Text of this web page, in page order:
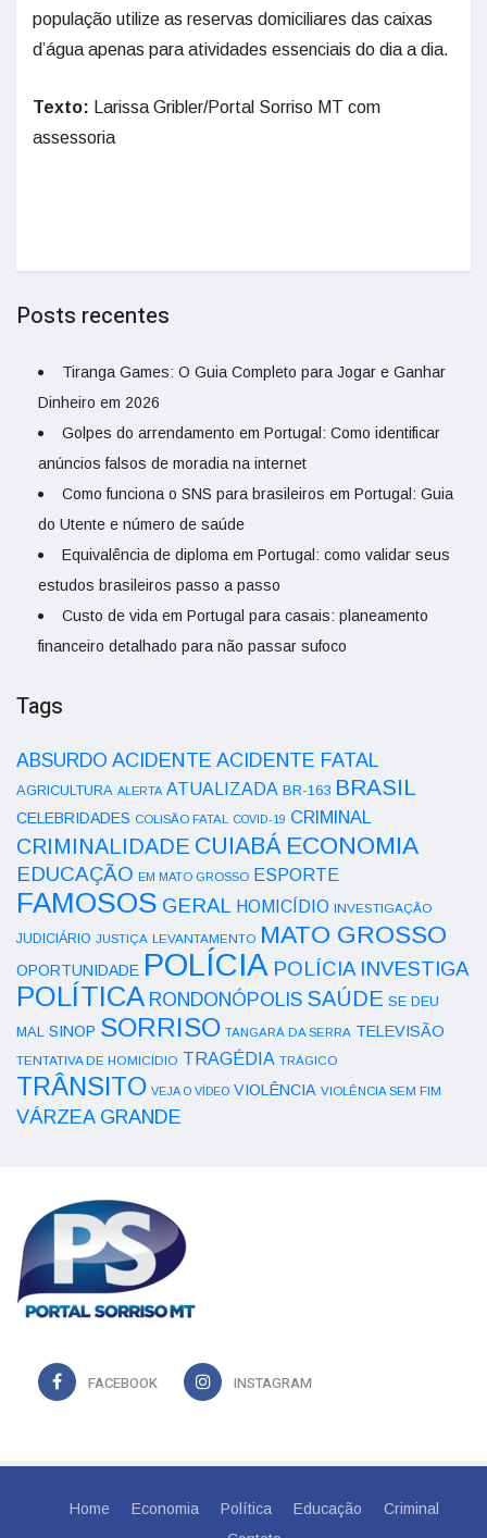
população utilize as reservas domiciliares das caixas
d’água apenas para atividades essenciais do dia a dia.
Texto: Larissa Gribler/Portal Sorriso MT com
assessoria
Posts recentes
Tiranga Games: O Guia Completo para Jogar e Ganhar
Dinheiro em 2026
Golpes do arrendamento em Portugal: Como identificar
anúncios falsos de moradia na internet
Como funciona o SNS para brasileiros em Portugal: Guia
do Utente e número de saúde
Equivalência de diploma em Portugal: como validar seus
estudos brasileiros passo a passo
Custo de vida em Portugal para casais: planeamento
financeiro detalhado para não passar sufoco
Tags
ABSURDO ACIDENTE ACIDENTE FATAL
AGRICULTURA ALERTA ATUALIZADA BR-163 BRASIL
CELEBRIDADES COLISÃO FATAL COVID-19 CRIMINAL
CRIMINALIDADE CUIABÁ ECONOMIA
EDUCAÇÃO EM MATO GROSSO ESPORTE
FAMOSOS GERAL HOMICÍDIO INVESTIGAÇÃO
JUDICIÁRIO JUSTIÇA LEVANTAMENTO MATO GROSSO
OPORTUNIDADE POLÍCIA POLÍCIA INVESTIGA
POLÍTICA RONDONÓPOLIS SAÚDE SE DEU
MAL SINOP SORRISO TANGARÁ DA SERRA TELEVISÃO
TENTATIVA DE HOMICÍDIO TRAGÉDIA TRÁGICO
TRÂNSITO VEJA O VÍDEO VIOLÊNCIA VIOLÊNCIA SEM FIM
VÁRZEA GRANDE
FACEBOOK INSTAGRAM
Home Economia Política Educação
Criminal